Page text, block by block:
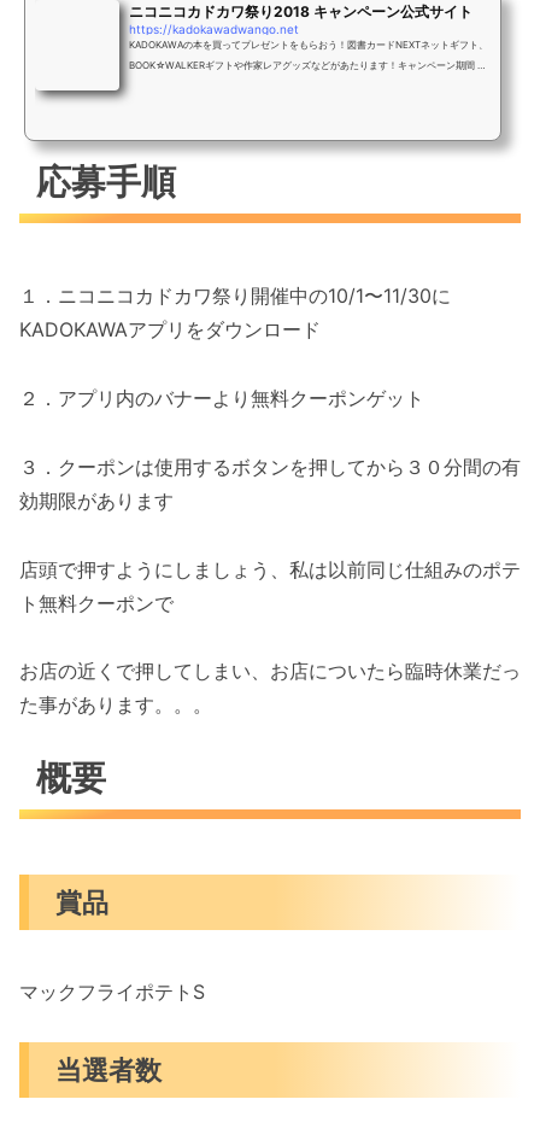
ニコニコカドカワ祭り2018 キャンペーン公式サイト
https://kadokawadwango.net
KADOKAWAの本を買ってプレゼントをもらおう！図書カードNEXTネットギフト、
BOOK☆WALKERギフトや作家レアグッズなどがあたります！キャンペーン期間 20
応募手順
１．ニコニコカドカワ祭り開催中の10/1〜11/30に
KADOKAWAアプリをダウンロード
２．アプリ内のバナーより無料クーポンゲット
３．クーポンは使用するボタンを押してから３０分間の有
効期限があります
店頭で押すようにしましょう、私は以前同じ仕組みのポテ
ト無料クーポンで
お店の近くで押してしまい、お店についたら臨時休業だっ
た事があります。。。
概要
賞品
マックフライポテトS
当選者数